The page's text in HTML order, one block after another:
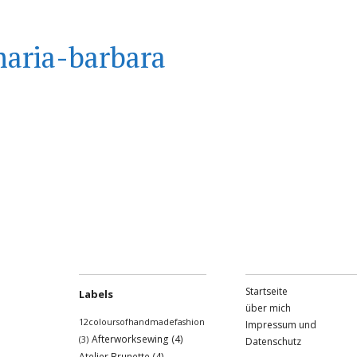
barbara
Startseite
über mich
Impressum und
Datenschutz
Labels
12coloursofhandmadefashion
(3) Afterworksewing (4)